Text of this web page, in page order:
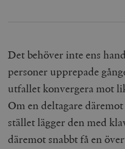
Det behöver inte ens
personer upprepade
utfallet konvergera mot
Om en deltagare
stället lägger den med
däremot snabbt få en